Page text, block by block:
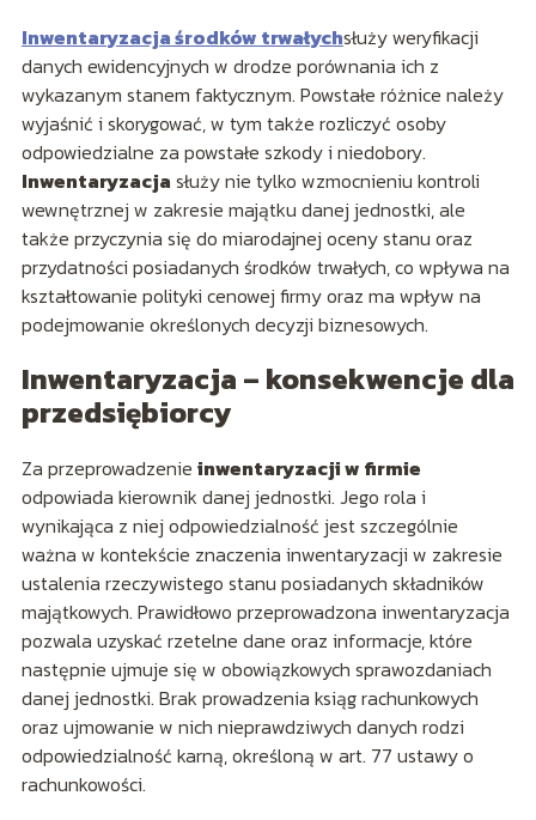
Inwentaryzacja środków trwałychsłuży weryfikacji
danych ewidencyjnych w drodze porównania ich z
wykazanym stanem faktycznym. Powstałe różnice należy
wyjaśnić i skorygować, w tym także rozliczyć osoby
odpowiedzialne za powstałe szkody i niedobory.
Inwentaryzacja służy nie tylko wzmocnieniu kontroli
wewnętrznej w zakresie majątku danej jednostki, ale
także przyczynia się do miarodajnej oceny stanu oraz
przydatności posiadanych środków trwałych, co wpływa na
kształtowanie polityki cenowej firmy oraz ma wpływ na
podejmowanie określonych decyzji biznesowych.
Inwentaryzacja – konsekwencje dla
przedsiębiorcy
Za przeprowadzenie inwentaryzacji w firmie
odpowiada kierownik danej jednostki. Jego rola i
wynikająca z niej odpowiedzialność jest szczególnie
ważna w kontekście znaczenia inwentaryzacji w zakresie
ustalenia rzeczywistego stanu posiadanych składników
majątkowych. Prawidłowo przeprowadzona inwentaryzacja
pozwala uzyskać rzetelne dane oraz informacje, które
następnie ujmuje się w obowiązkowych sprawozdaniach
danej jednostki. Brak prowadzenia ksiąg rachunkowych
oraz ujmowanie w nich nieprawdziwych danych rodzi
odpowiedzialność karną, określoną w art. 77 ustawy o
rachunkowości.